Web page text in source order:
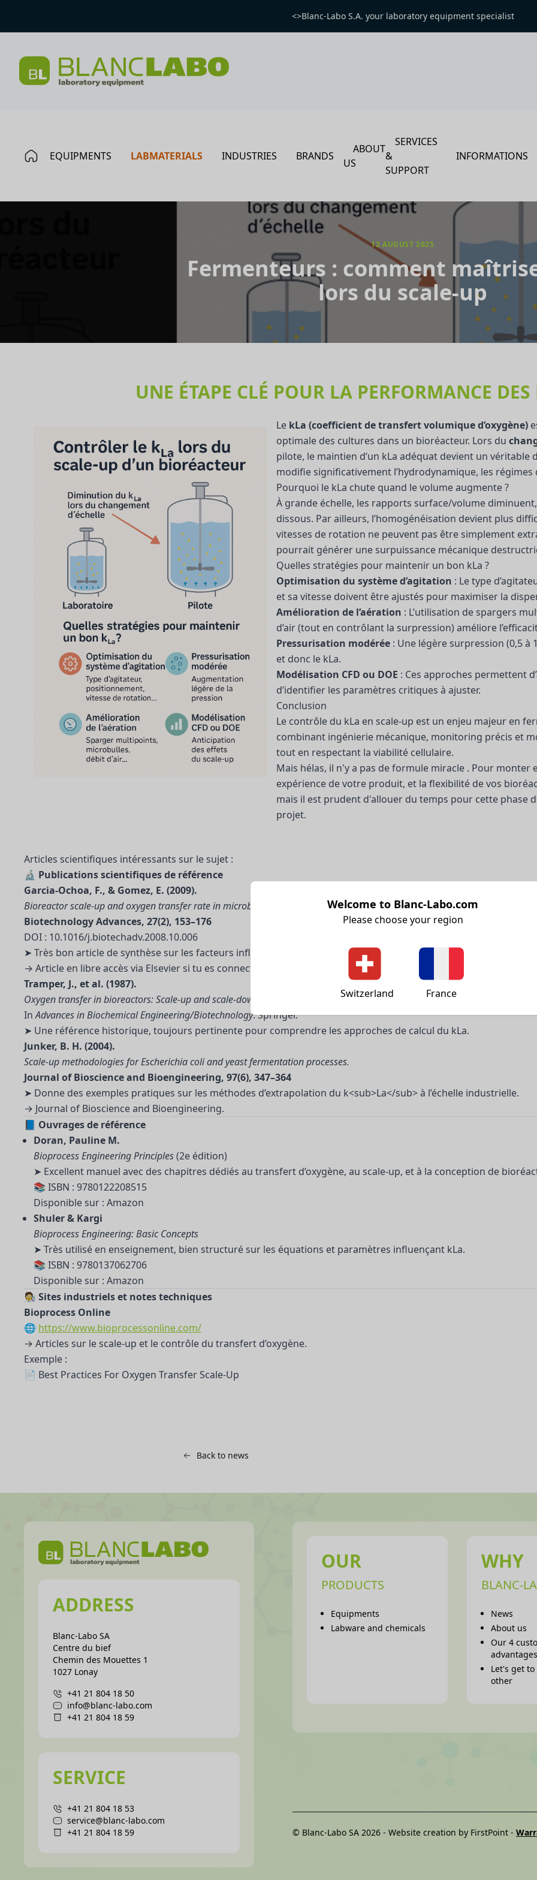
Welcome to Blanc-Labo.com
Please choose your region
Switzerland France
<>Blanc-Labo S.A. your laboratory equipment specialist
EQUIPMENTS LABMATERIALS INDUSTRIES BRANDS
ABOUT
US
SERVICES
&
SUPPORT
INFORMATIONS
12 AUGUST 2025
Fermenteurs : comment
lors du scale-up
UNE ÉTAPE CLÉ POUR LA PERFORMANCE
Le kLa (coefficient de transfert volumique d’oxygène)
optimale des cultures dans un bioréacteur. Lors du
pilote, le maintien d’un kLa adéquat devient un véritable
modifie significativement l’hydrodynamique, les régimes
Pourquoi le kLa chute quand le volume augmente ?
À grande échelle, les rapports surface/volume
dissous. Par ailleurs, l’homogénéisation devient plus
vitesses de rotation ne peuvent pas être simplement
pourrait générer une surpuissance mécanique
Quelles stratégies pour maintenir un bon kLa ?
Optimisation du système d’agitation : Le type
et sa vitesse doivent être ajustés pour maximiser la
Amélioration de l’aération : L’utilisation de spargers
d’air (tout en contrôlant la surpression) améliore
Pressurisation modérée : Une légère surpression (0,5 à
et donc le kLa.
Modélisation CFD ou DOE : Ces approches permettent
d’identifier les paramètres critiques à ajuster.
Conclusion
Le contrôle du kLa en scale-up est un enjeu majeur en
combinant ingénierie mécanique, monitoring précis et
tout en respectant la viabilité cellulaire.
Mais hélas, il n'y a pas de formule miracle . Pour
expérience de votre produit, et la flexibilité de vos
mais il est prudent d'allouer du temps pour cette
projet.
Articles scientifiques intéressants sur le sujet :
🔬 Publications scientifiques de référence
Garcia-Ochoa, F., & Gomez, E. (2009).
Bioreactor scale-up and oxygen transfer rate in microbial processes: An overview.
Biotechnology Advances, 27(2), 153–176
DOI : 10.1016/j.biotechadv.2008.10.006
➤ Très bon article de synthèse sur les facteurs influençant le k<sub>La</sub>, en particulier lors des
→ Article en libre accès via Elsevier si tu es connecté via une institution ou ResearchGate.
Tramper, J., et al. (1987).
Oxygen transfer in bioreactors: Scale-up and scale-down.
InAdvances in Biochemical Engineering/Biotechnology. Springer.
➤ Une référence historique, toujours pertinente pour comprendre les approches de calcul du kLa.
Junker, B. H. (2004).
Scale-up methodologies for Escherichia coli and yeast fermentation processes.
Journal of Bioscience and Bioengineering, 97(6), 347–364
➤ Donne des exemples pratiques sur les méthodes d’extrapolation du k<sub>La</sub> à l’échelle industrielle.
→ Journal of Bioscience and Bioengineering.
📘 Ouvrages de référence
Doran, Pauline M.
Bioprocess Engineering Principles(2e édition)
➤ Excellent manuel avec des chapitres dédiés au transfert d’oxygène, au scale-up, et à la conception de
📚 ISBN : 9780122208515
Disponible sur : Amazon
Shuler & Kargi
Bioprocess Engineering: Basic Concepts
➤ Très utilisé en enseignement, bien structuré sur les équations et paramètres influençant kLa.
📚 ISBN : 9780137062706
Disponible sur : Amazon
🧑‍🔬 Sites industriels et notes techniques
Bioprocess Online
🌐 https://www.bioprocessonline.com/
→ Articles sur le scale-up et le contrôle du transfert d’oxygène.
Exemple :
📄 Best Practices For Oxygen Transfer Scale-Up
Back to news
ADDRESS
Blanc-Labo SA
Centre du bief
Chemin des Mouettes 1
1027 Lonay
+41 21 804 18 50
info@blanc-labo.com
+41 21 804 18 59
SERVICE
+41 21 804 18 53
service@blanc-labo.com
+41 21 804 18 59
OUR
PRODUCTS
Equipments
Labware and chemicals
WHY
BLANC-
News
About us
Our 4
advantages
Let's get
other
© Blanc-Labo SA 2026 - Website creation by FirstPoint -